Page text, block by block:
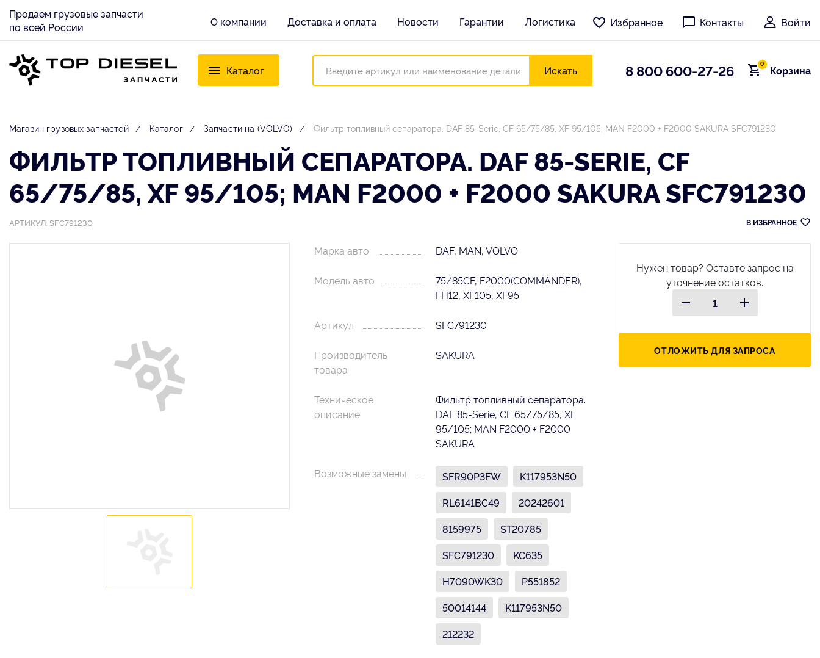
Продаем грузовые запчасти
по всей России
О компании Доставка и оплата Новости Гарантии Логистика Избранное Контакты Войти
Каталог Искать 8 800 600-27-26 Корзина
0
Магазин грузовых запчастей Каталог Запчасти на (VOLVO) Фильтр топливный сепаратора. DAF 85-Serie, CF 65/75/85, XF 95/105; MAN F2000 + F2000 SAKURA SFC791230
ФИЛЬТР ТОПЛИВНЫЙ СЕПАРАТОРА. DAF 85-SERIE, CF
65/75/85, XF 95/105; MAN F2000 + F2000 SAKURA SFC791230
АРТИКУЛ: SFC791230 В ИЗБРАННОЕ
Марка авто DAF, MAN, VOLVO
Модель авто
75/85CF, F2000(COMMANDER),
FH12, XF105, XF95
Артикул SFC791230
Производитель
товара
SAKURA
Техническое
описание
Фильтр топливный сепаратора.
DAF 85-Serie, CF 65/75/85, XF
95/105; MAN F2000 + F2000
SAKURA
Возможные замены SFR90P3FW
K117953N50
RL6141BC49
20242601
8159975
ST20785
SFC791230
KC635
H7090WK30
P551852
50014144
K117953N50
212232
Нужен товар? Оставте запрос на
уточнение остатков.
ОТЛОЖИТЬ ДЛЯ ЗАПРОСА